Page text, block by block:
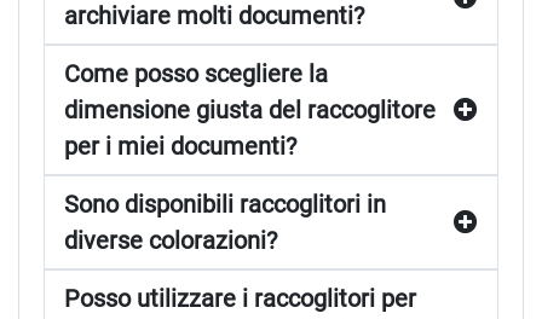
archiviare molti documenti?
Come posso scegliere la
dimensione giusta del raccoglitore
per i miei documenti?
Sono disponibili raccoglitori in
diverse colorazioni?
Posso utilizzare i raccoglitori per